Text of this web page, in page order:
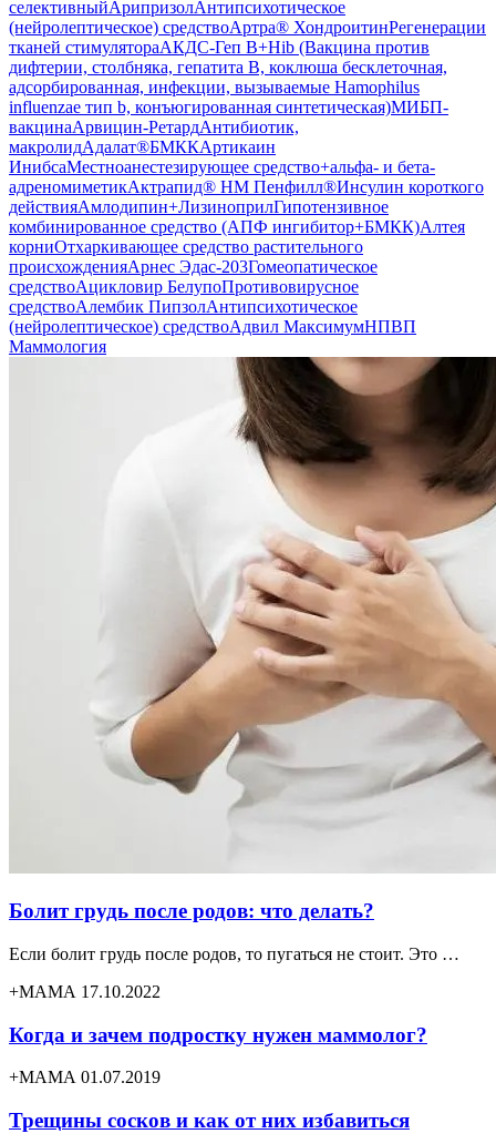
селективныйАрипризолАнтипсихотическое
(нейролептическое) средствоАртра® ХондроитинРегенерации
тканей стимулятораАКДС-Геп B+Hib (Вакцина против
дифтерии, столбняка, гепатита B, коклюша бесклеточная,
адсорбированная, инфекции, вызываемые Hamophilus
influenzae тип b, конъюгированная синтетическая)МИБП-
вакцинаАрвицин-РетардАнтибиотик,
макролидАдалат®БМККАртикаин
ИнибсаМестноанестезирующее средство+альфа- и бета-
адреномиметикАктрапид® НМ Пенфилл®Инсулин короткого
действияАмлодипин+ЛизиноприлГипотензивное
комбинированное средство (АПФ ингибитор+БМКК)Алтея
корниОтхаркивающее средство растительного
происхожденияАрнес Эдас-203Гомеопатическое
средствоАцикловир БелупоПротивовирусное
средствоАлембик ПипзолАнтипсихотическое
(нейролептическое) средствоАдвил МаксимумНПВП
Маммология
Болит грудь после родов: что делать?
Если болит грудь после родов, то пугаться не стоит. Это …
+МАМА 17.10.2022
Когда и зачем подростку нужен маммолог?
+МАМА 01.07.2019
Трещины сосков и как от них избавиться